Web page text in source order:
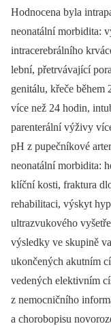
Hodnocena byla
neonatální morbidita:
intracerebrálního
lební, přetrvávající
genitálu, křeče během
více než 24 hodin,
parenterální výživy
pH z pupečníkové
neonatální morbidita:
klíční kosti, fraktura
rehabilitaci, výskyt
ultrazvukového
výsledky ve skupině
ukončených akutním
vedených elektivním
z nemocničního
a chorobopisu